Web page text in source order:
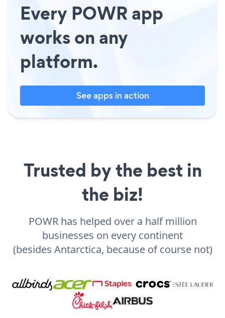
Every POWR app
works on any
platform.
See apps in action
Trusted by the best in
the biz!
POWR has helped over a half million
businesses on every continent
(besides Antarctica, because of course not)